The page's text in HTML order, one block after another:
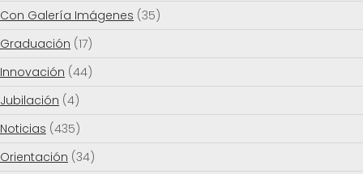
Con Galería Imágenes (35)
Graduación (17)
Innovación (44)
Jubilación (4)
Noticias (435)
Orientación (34)